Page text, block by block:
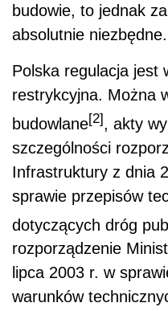
budowie, to jednak
absolutnie niezbędne.
Polska regulacja jest
restrykcyjna. Można
budowlane[2], akty
szczególności
Infrastruktury z dnia
sprawie przepisów
dotyczących dróg
rozporządzenie
lipca 2003 r. w
warunków